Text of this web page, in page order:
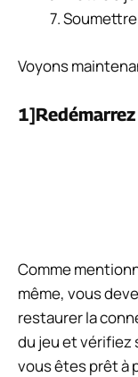
Voyons
Comme
même, vous
restaurer la
du jeu et vérifiez
vous êtes prêt à